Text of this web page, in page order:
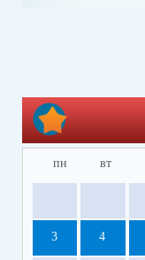
пн вт
3 4